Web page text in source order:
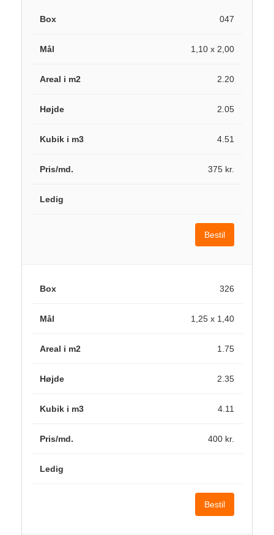
047
1,10 x 2,00
2.20
2.05
4.51
375 kr.
Bestil
326
1,25 x 1,40
1.75
2.35
4.11
400 kr.
Bestil